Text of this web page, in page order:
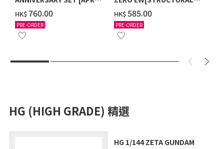
2027 DELIVERY]
HK$‌760.00
PRE-ORDER
COATING/BLACK] [2026年
12月發送]
HK$‌585.00
PRE-ORDER
HG (HIGH GRADE) 精選
HG 1/144 ZETA GUNDAM